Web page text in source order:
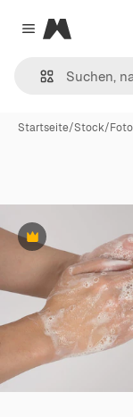
Close menu
Magnific
Startseite/Stock/
Premium